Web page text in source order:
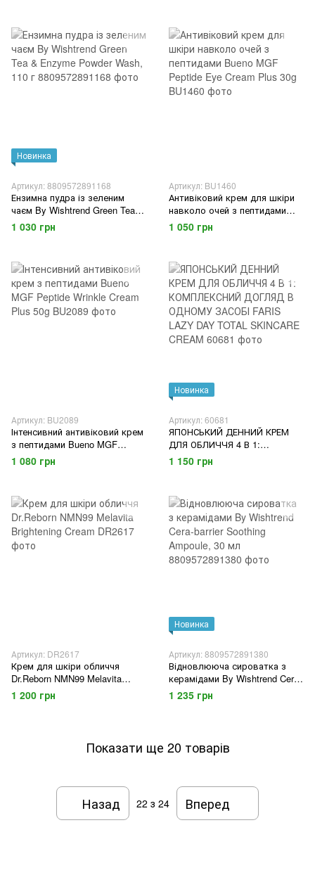
Новинка
Артикул: 8809572891168
Ензимна пудра із зеленим
чаєм By Wishtrend Green Tea &
Enzyme Powder Wash, 110 г
1 030 грн
Артикул: BU1460
Антивіковий крем для шкіри
навколо очей з пептидами
Bueno MGF Peptide Eye Cream
Plus 30g
1 050 грн
Артикул: BU2089
Інтенсивний антивіковий крем
з пептидами Bueno MGF
Peptide Wrinkle Cream Plus 50g
1 080 грн
Новинка
Артикул: 60681
ЯПОНСЬКИЙ ДЕННИЙ КРЕМ
ДЛЯ ОБЛИЧЧЯ 4 В 1:
КОМПЛЕКСНИЙ ДОГЛЯД В
ОДНОМУ ЗАСОБІ FARIS LAZY
1 150 грн
Артикул: DR2617
Крем для шкіри обличчя
Dr.Reborn NMN99 Melavita
Brightening Cream
1 200 грн
Новинка
Артикул: 8809572891380
Відновлююча сироватка з
керамідами By Wishtrend Cera-
barrier Soothing Ampoule, 30 мл
1 235 грн
Показати ще 20 товарів
Назад 22 з 24 Вперед